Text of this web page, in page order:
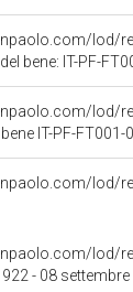
lod/
bene: IT-PF-
lod/
IT-PF-FT001-
lod/
lod/
- 08 settembre